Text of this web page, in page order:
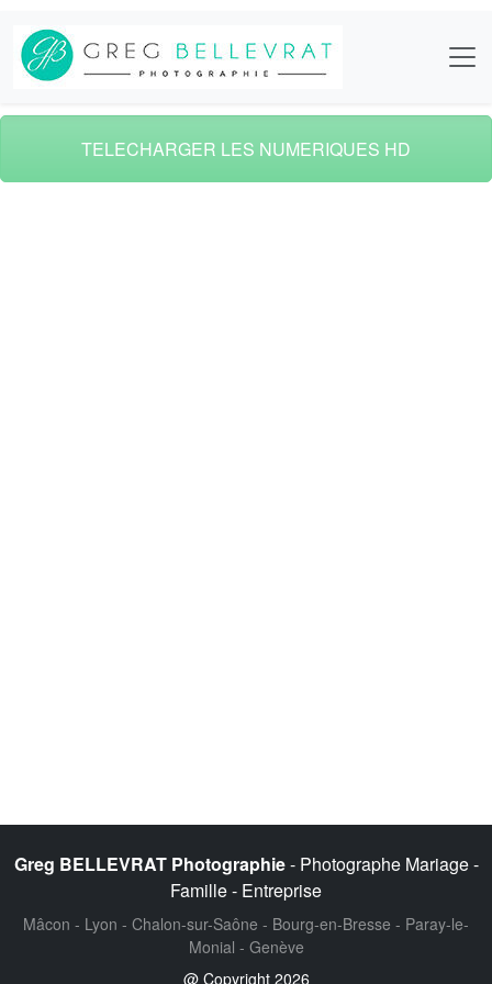
TELECHARGER LES NUMERIQUES HD
Greg BELLEVRAT Photographie- Photographe Mariage -
Famille - Entreprise
Mâcon - Lyon - Chalon-sur-Saône - Bourg-en-Bresse - Paray-le-
Monial - Genève
@ Copyright 2026